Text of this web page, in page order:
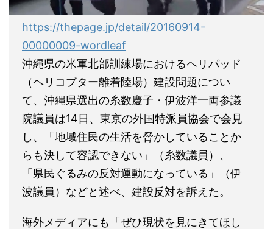
https://thepage.jp/detail/20160914-
00000009-wordleaf
沖縄県の米軍北部訓練場におけるヘリパッド
（ヘリコプター離着陸場）建設問題につい
て、沖縄県選出の糸数慶子・伊波洋一両参議
院議員は14日、東京の外国特派員協会で会見
し、「地域住民の生活を脅かしていることか
らも決して容認できない」（糸数議員）、
「県民ぐるみの反対運動になっている」（伊
波議員）などと述べ、建設反対を訴えた。
海外メディアにも「ぜひ現状を見にきてほし